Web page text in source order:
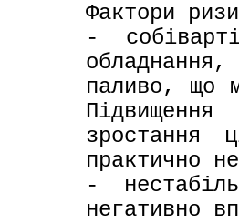
Фактори
-
паливо, що
зростання
практично
-
негативно